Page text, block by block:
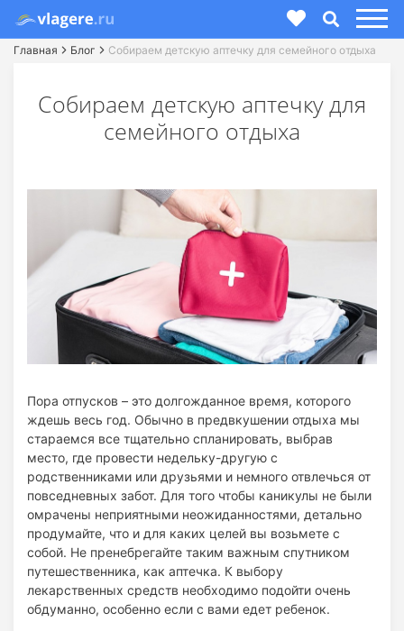
Главная Блог Собираем детскую аптечку для семейного отдыха
Собираем детскую аптечку для
семейного отдыха
Пора отпусков – это долгожданное время, которого
ждешь весь год. Обычно в предвкушении отдыха мы
стараемся все тщательно спланировать, выбрав
место, где провести недельку-другую с
родственниками или друзьями и немного отвлечься от
повседневных забот. Для того чтобы каникулы не были
омрачены неприятными неожиданностями, детально
продумайте, что и для каких целей вы возьмете с
собой. Не пренебрегайте таким важным спутником
путешественника, как аптечка. К выбору
лекарственных средств необходимо подойти очень
обдуманно, особенно если с вами едет ребенок.